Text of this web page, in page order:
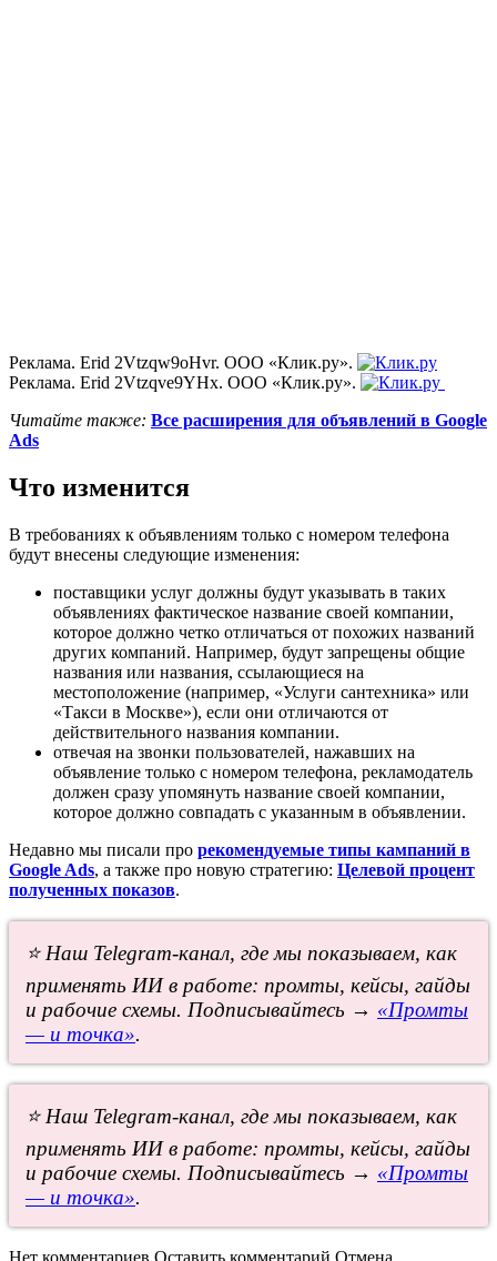
Реклама. Erid 2Vtzqw9oHvr. ООО «Клик.ру».
Реклама. Erid 2Vtzqve9YHx. ООО «Клик.ру».
Читайте также: Все расширения для объявлений в Google
Ads
Что изменится
В требованиях к объявлениям только с номером телефона
будут внесены следующие изменения:
поставщики услуг должны будут указывать в таких
объявлениях фактическое название своей компании,
которое должно четко отличаться от похожих названий
других компаний. Например, будут запрещены общие
названия или названия, ссылающиеся на
местоположение (например, «Услуги сантехника» или
«Такси в Москве»), если они отличаются от
действительного названия компании.
отвечая на звонки пользователей, нажавших на
объявление только с номером телефона, рекламодатель
должен сразу упомянуть название своей компании,
которое должно совпадать с указанным в объявлении.
Недавно мы писали про рекомендуемые типы кампаний в
Google Ads, а также про новую стратегию: Целевой процент
полученных показов.
⭐ Наш Telegram-канал, где мы показываем, как
применять ИИ в работе: промты, кейсы, гайды
и рабочие схемы. Подписывайтесь → «Промты
— и точка».
⭐ Наш Telegram-канал, где мы показываем, как
применять ИИ в работе: промты, кейсы, гайды
и рабочие схемы. Подписывайтесь → «Промты
— и точка».